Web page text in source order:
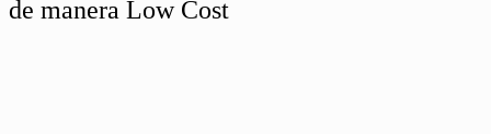
de manera Low Cost